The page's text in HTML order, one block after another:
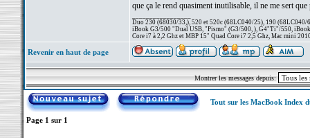
que ça le rend quasiment inutilisable, il ne me sert
Duo 230 (68030/33,), 520 et 520c (68LC040/25), 190 (68LC040/
iBook G3/500 "Dual USB, "Pismo" (G3/500, ), G4"Ti"/550,
Core i7 à 2,2 Ghz et MBP 15" Quad Core i7 2,5 Ghz, Mac mini
Revenir en haut de page
Montrer les messages depuis:
Tout sur les MacBook Index
Page 1 sur 1